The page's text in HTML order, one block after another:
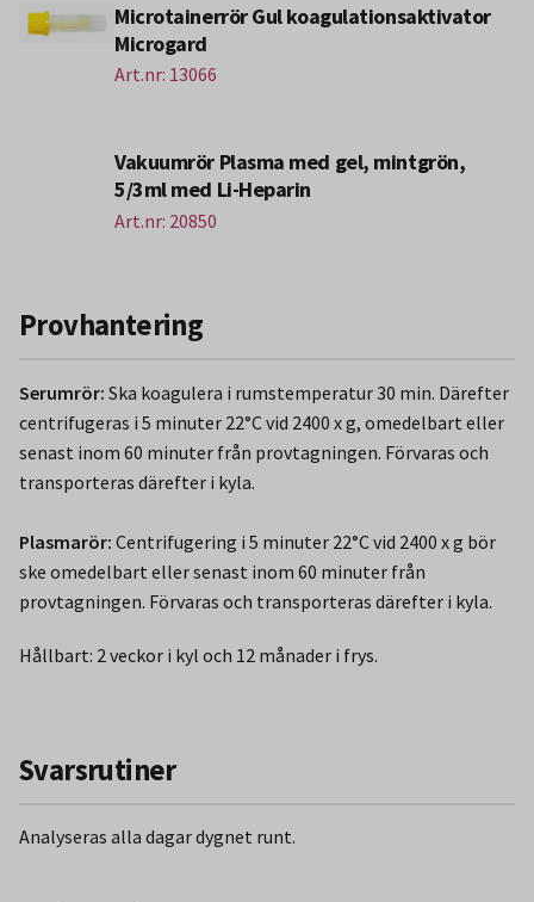
Microtainerrör Gul koagulationsaktivator
Microgard
Art.nr: 13066
Vakuumrör Plasma med gel, mintgrön,
5/3ml med Li-Heparin
Art.nr: 20850
Provhantering
Serumrör: Ska koagulera i rumstemperatur 30 min. Därefter
centrifugeras i 5 minuter 22°C vid 2400 x g, omedelbart eller
senast inom 60 minuter från provtagningen. Förvaras och
transporteras därefter i kyla.
Plasmarör: Centrifugering i 5 minuter 22°C vid 2400 x g bör
ske omedelbart eller senast inom 60 minuter från
provtagningen. Förvaras och transporteras därefter i kyla.
Hållbart: 2 veckor i kyl och 12 månader i frys.
Svarsrutiner
Analyseras alla dagar dygnet runt.